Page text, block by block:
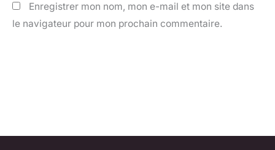
Enregistrer mon nom, mon e-mail et mon site dans
le navigateur pour mon prochain commentaire.